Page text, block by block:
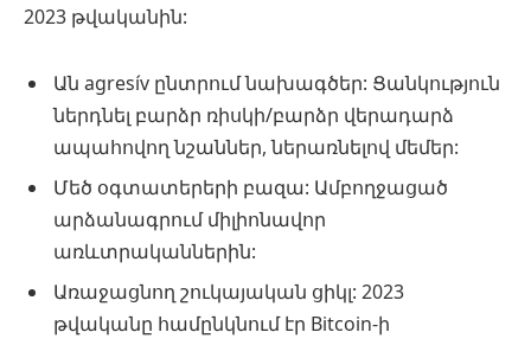
2023 թվականին:
Ան agresív ընտրում նախագծեր: Ցանկություն
ներդնել բարձր ռիսկի/բարձր վերադարձ
ապահովող նշաններ, ներառնելով մեմեր:
Մեծ օգտատերերի բազա: Ամբողջացած
արձանագրում միլիոնավոր
առևտրականներին:
Առաջացնող շուկայական ցիկլ: 2023
թվականը համընկնում էր Bitcoin-ի